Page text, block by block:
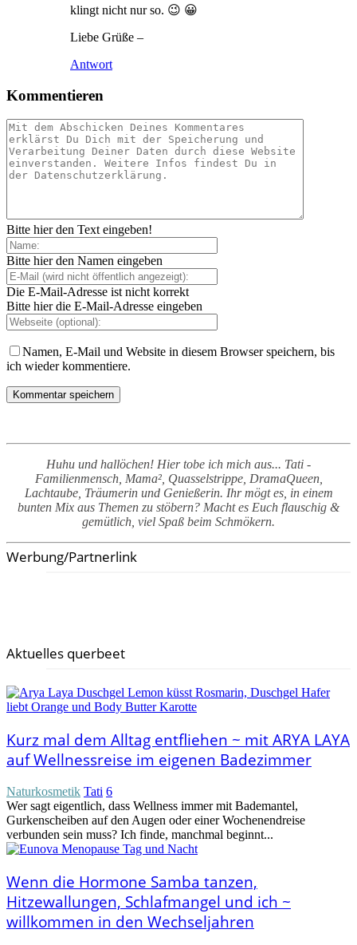
klingt nicht nur so. 😉 😀
Liebe Grüße –
Antwort
Kommentieren
Bitte hier den Text eingeben!
Bitte hier den Namen eingeben
Die E-Mail-Adresse ist nicht korrekt
Bitte hier die E-Mail-Adresse eingeben
Namen, E-Mail und Website in diesem Browser speichern, bis
ich wieder kommentiere.
Huhu und hallöchen! Hier tobe ich mich aus... Tati -
Familienmensch, Mama², Quasselstrippe, DramaQueen,
Lachtaube, Träumerin und Genießerin. Ihr mögt es, in einem
bunten Mix aus Themen zu stöbern? Macht es Euch flauschig &
gemütlich, viel Spaß beim Schmökern.
Werbung/Partnerlink
Aktuelles querbeet
Kurz mal dem Alltag entfliehen ~ mit ARYA LAYA
auf Wellnessreise im eigenen Badezimmer
Naturkosmetik Tati 6
Wer sagt eigentlich, dass Wellness immer mit Bademantel,
Gurkenscheiben auf den Augen oder einer Wochenendreise
verbunden sein muss? Ich finde, manchmal beginnt...
Wenn die Hormone Samba tanzen,
Hitzewallungen, Schlafmangel und ich ~
willkommen in den Wechseljahren